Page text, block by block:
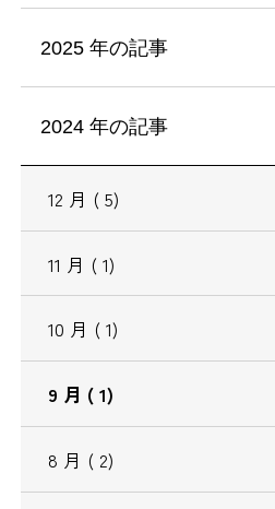
2025 年の記事
2024 年の記事
12 月 ( 5)
11 月 ( 1)
10 月 ( 1)
9 月 ( 1)
8 月 ( 2)